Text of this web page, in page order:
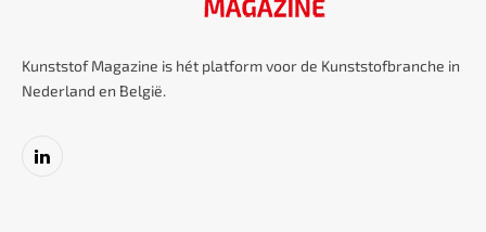
Kunststof Magazine is hét platform voor de Kunststofbranche in
Nederland en België.
LinkedIn